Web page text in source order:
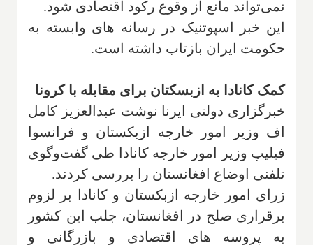
نمی‌تواند مانع از وقوع رکود اقتصادی شود.
این خبر اسپوتنیک در رسانه های وابسته به
حکومت ایران بازتاب داشته است.
کمک کانادا به ازبسکتان برای مقابله با کرونا
خبرگزاری دولتی ایرنا نوشت عبدالعزیز کامل
اف وزیر امور خارجه ازبکستان و فرانسوا
فیلیپ وزیر امور خارجه کانادا طی گفت‌وگوی
تلفنی اوضاع افغانستان را بررسی کردند.
زرای امور خارجه ازبکستان و کانادا بر لزوم
برقراری صلح در افغانستان، جلب این کشور
به پروسه های اقتصادی و بازرگانی و